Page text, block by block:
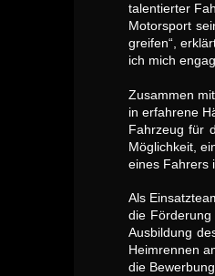
talentierter
Motorsport
greifen“,
ich mich
Zusammen
in erfahrene
Fahrzeug für
Möglichkeit,
eines Fahrers
Als
die
Ausbildung
Heimrennen
die